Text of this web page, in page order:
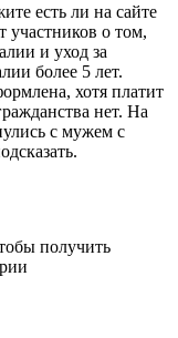
есть ли на сайте
участников о том,
и уход за
более 5 лет.
хотя платит
нет. На
с мужем с
получить